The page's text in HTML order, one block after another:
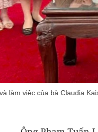
làm việc của bà Claudia